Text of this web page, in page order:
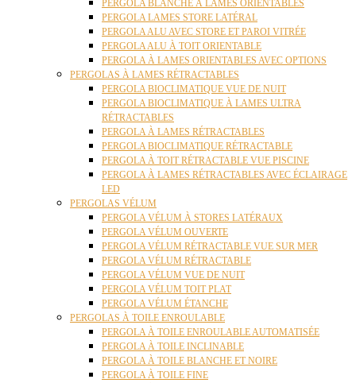
PERGOLA BLANCHE À LAMES ORIENTABLES
PERGOLA LAMES STORE LATÉRAL
PERGOLA ALU AVEC STORE ET PAROI VITRÉE
PERGOLA ALU À TOIT ORIENTABLE
PERGOLA À LAMES ORIENTABLES AVEC OPTIONS
PERGOLAS À LAMES RÉTRACTABLES
PERGOLA BIOCLIMATIQUE VUE DE NUIT
PERGOLA BIOCLIMATIQUE À LAMES ULTRA
RÉTRACTABLES
PERGOLA À LAMES RÉTRACTABLES
PERGOLA BIOCLIMATIQUE RÉTRACTABLE
PERGOLA À TOIT RÉTRACTABLE VUE PISCINE
PERGOLA À LAMES RÉTRACTABLES AVEC ÉCLAIRAGE
LED
PERGOLAS VÉLUM
PERGOLA VÉLUM À STORES LATÉRAUX
PERGOLA VÉLUM OUVERTE
PERGOLA VÉLUM RÉTRACTABLE VUE SUR MER
PERGOLA VÉLUM RÉTRACTABLE
PERGOLA VÉLUM VUE DE NUIT
PERGOLA VÉLUM TOIT PLAT
PERGOLA VÉLUM ÉTANCHE
PERGOLAS À TOILE ENROULABLE
PERGOLA À TOILE ENROULABLE AUTOMATISÉE
PERGOLA À TOILE INCLINABLE
PERGOLA À TOILE BLANCHE ET NOIRE
PERGOLA À TOILE FINE